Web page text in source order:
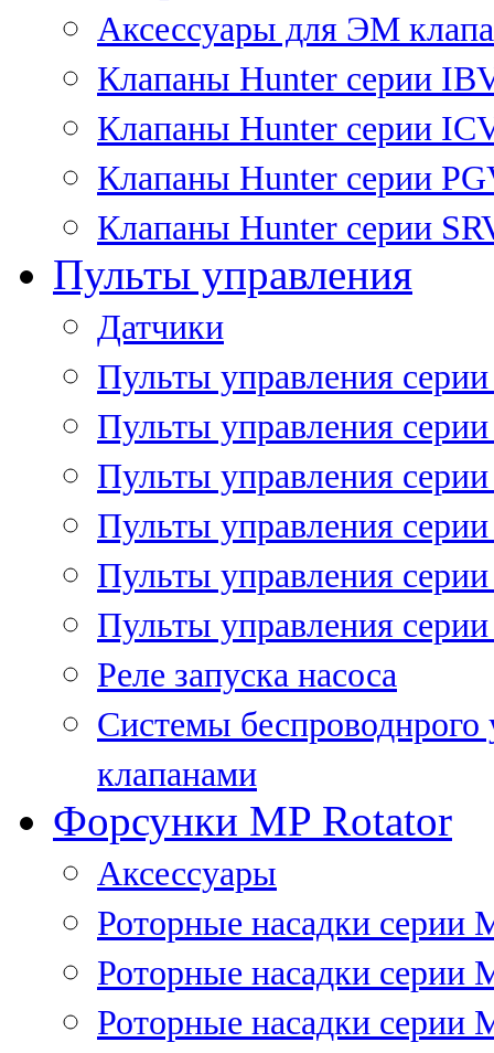
Аксессуары для ЭМ
Клапаны Hunter серии
Клапаны Hunter серии
Клапаны Hunter серии
Клапаны Hunter серии
Пульты управления
Датчики
Пульты управления
Пульты управления
Пульты управления
Пульты управления
Пульты управления
Пульты управления
Реле запуска насоса
Системы
клапанами
Форсунки MP Rotator
Аксессуары
Роторные насадки серии
Роторные насадки серии
Роторные насадки серии